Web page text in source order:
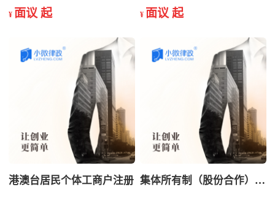
¥ 面议 起 ¥ 面议 起
港澳台居民个体工商户注册 集体所有制（股份合作）注册